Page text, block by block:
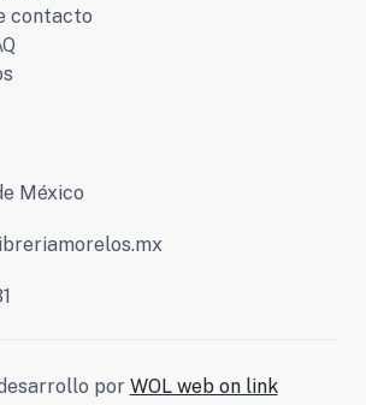
contacto
México
por WOL web on link